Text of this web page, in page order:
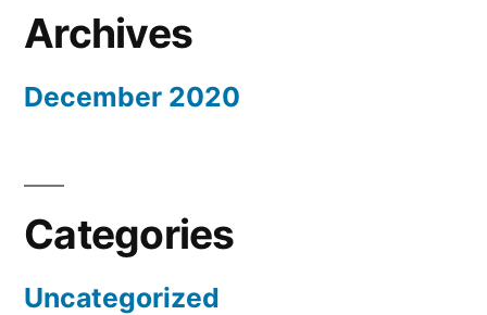
Archives
December 2020
Categories
Uncategorized